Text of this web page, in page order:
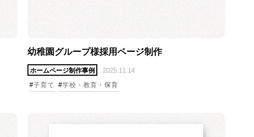
幼稚園グループ様採用ページ制作
ホームページ制作事例
2025.11.14
#子育て #学校・教育・保育